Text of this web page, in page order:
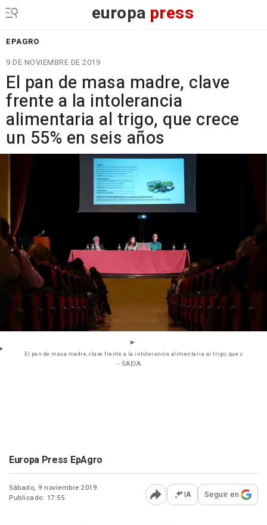
europa press
EPAGRO
9 DE NOVIEMBRE DE 2019
El pan de masa madre, clave
frente a la intolerancia
alimentaria al trigo, que crece
un 55% en seis años
El pan de masa madre, clave frente a la intolerancia alimentaria al trigo, que c
- SAEIA
Europa Press EpAgro
Sábado, 9 noviembre 2019
Publicado: 17:55
Abrir opciones para
IA Seguir en